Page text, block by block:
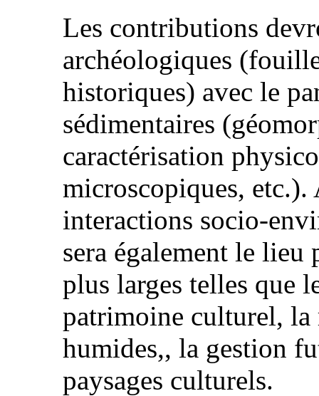
Les contributions
archéologiques
historiques) avec le
sédimentaires
caractérisation
microscopiques, etc.).
interactions socio-
sera également le lieu
plus larges telles que
patrimoine culturel, la
humides,, la gestion
paysages culturels.